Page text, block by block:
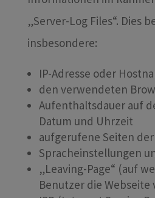
„Server-Log Files“. Dies
insbesondere:
IP-Adresse oder
den verwendeten
Aufenthaltsdauer auf
Datum und Uhrzeit
aufgerufene Seiten
Spracheinstellungen
„Leaving-Page“ (auf
Benutzer die Webseite